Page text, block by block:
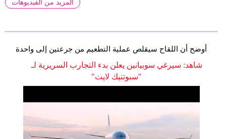
المزيد من الفيديوهات
أوضح أن اللقاح سيقلص عملية التطعيم من جرعتين إلى واحدة
شاهد: سيرغي سوبيانين يعلن بدء التجارب السريرية لـ
"سبوتنيك لايت"